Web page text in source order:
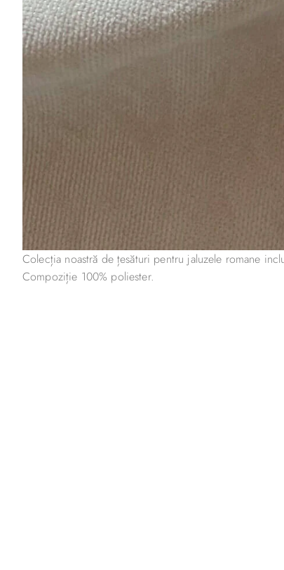
Colecția noastră de țesături pentru jaluzele romane
Compoziție 100% poliester.